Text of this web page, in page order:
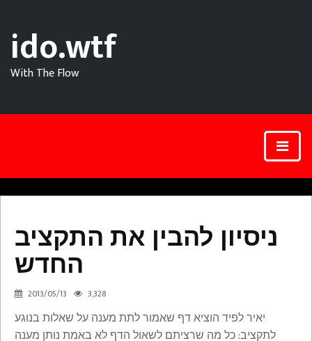
ido.wtf
With The Flow
ניסיון להבין את התקציב
החדש
2013/05/13 3,328
Israel
ניסיון
להבין
את
החדש
יאיר לפיד הוציא דף שאמור לתת מענה על שאלות בנוגע
לתקציב: כל מה שרציתם לשאול הדף לא באמת נותן מענה